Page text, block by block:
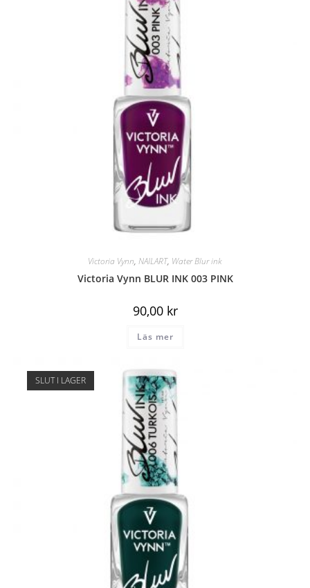
Victoria Vynn, NAILART, Water Blur ink
Victoria Vynn BLUR INK 003 PINK
90,00 kr
Läs mer
SLUT I LAGER